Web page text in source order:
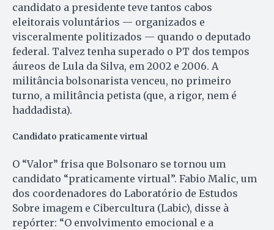
candidato a presidente teve tantos cabos
eleitorais voluntários — organizados e
visceralmente politizados — quando o deputado
federal. Talvez tenha superado o PT dos tempos
áureos de Lula da Silva, em 2002 e 2006. A
militância bolsonarista venceu, no primeiro
turno, a militância petista (que, a rigor, nem é
haddadista).
Candidato praticamente virtual
O “Valor” frisa que Bolsonaro se tornou um
candidato “praticamente virtual”. Fabio Malic, um
dos coordenadores do Laboratório de Estudos
Sobre imagem e Cibercultura (Labic), disse à
repórter: “O envolvimento emocional e a